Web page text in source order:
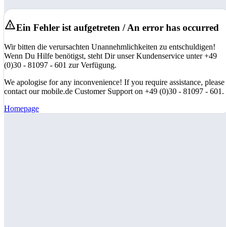
Ein Fehler ist aufgetreten / An error has occurred
Wir bitten die verursachten Unannehmlichkeiten zu entschuldigen!
Wenn Du Hilfe benötigst, steht Dir unser Kundenservice unter +49
(0)30 - 81097 - 601 zur Verfügung.
We apologise for any inconvenience! If you require assistance, please
contact our mobile.de Customer Support on +49 (0)30 - 81097 - 601.
Homepage